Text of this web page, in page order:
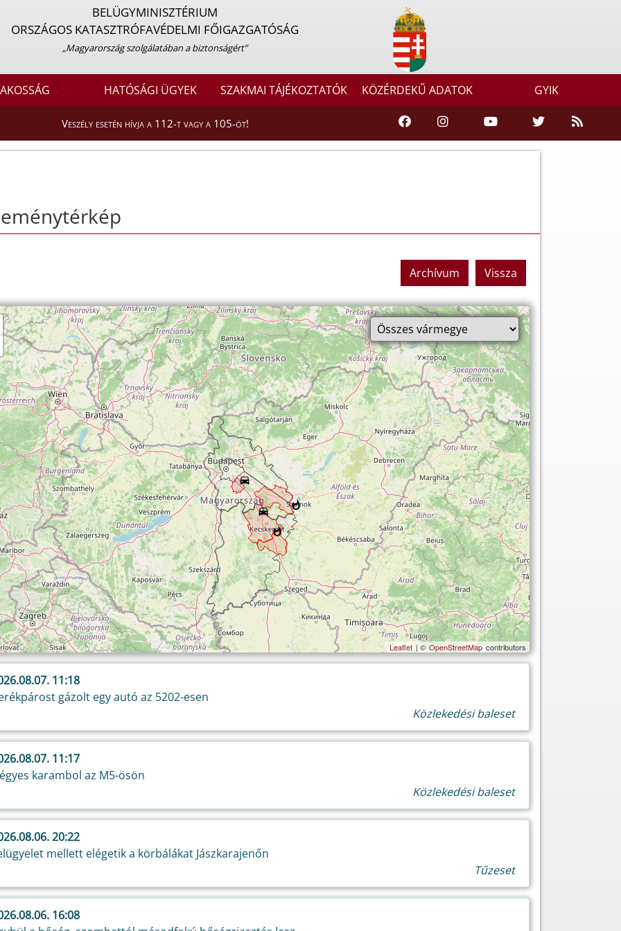
BELÜGYMINISZTÉRIUM
ORSZÁGOS KATASZTRÓFAVÉDELMI FŐIGAZGATÓSÁG
„Magyarország szolgálatában a biztonságért”
HATÓSÁGI ÜGYEK SZAKMAI TÁJÉKOZTATÓK KÖZÉRDEKŰ ADATOK GYIK
Veszély esetén hívja a 112-t vagy a 105-öt!
Vissza
Archívum
Leaflet | © OpenStreetMap contributors
11:18
gázolt egy autó az 5202-esen
Közlekedési baleset
11:17
karambol az M5-ösön
Közlekedési baleset
20:22
mellett elégetik a körbálákat Jászkarajenőn
Tűzeset
16:08